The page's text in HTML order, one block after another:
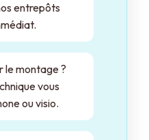
entrepôts
le montage ?
vous
ou visio.